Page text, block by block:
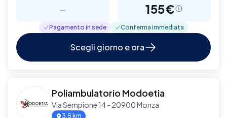
- 155€
Pagamento in sede Conferma immediata
Scegli giorno e ora
Poliambulatorio Modoetia
Via Sempione 14 - 20900 Monza
3.5 km